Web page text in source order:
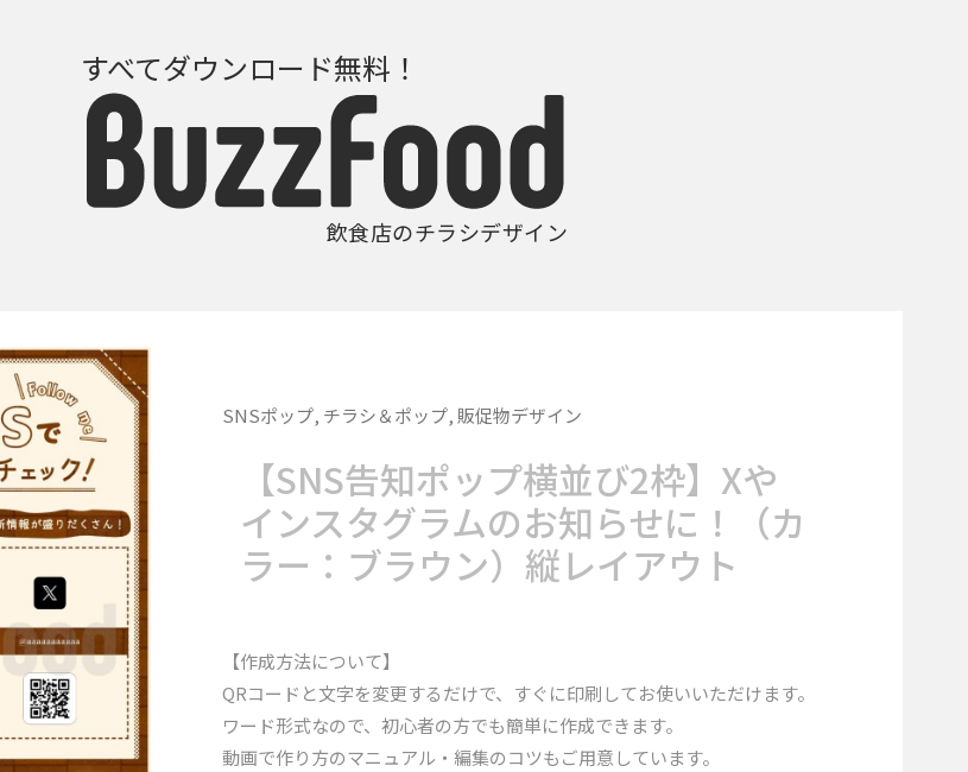
すべてダウンロード無料！
飲食店のチラシデザイン
SNSポップ, チラシ＆ポップ, 販促物デザイン
【SNS告知ポップ横並び2枠】Xや
インスタグラムのお知らせに！（カ
ラー：ブラウン）縦レイアウト
【作成方法について】
QRコードと文字を変更するだけで、すぐに印刷してお使いいただけます。
ワード形式なので、初心者の方でも簡単に作成できます。
動画で作り方のマニュアル・編集のコツもご用意しています。